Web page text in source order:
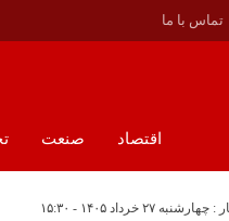
تماس با ما
اقتصاد صنعت
۲۷ خرداد ۱۴۰۵ - ۱۵:۳۰